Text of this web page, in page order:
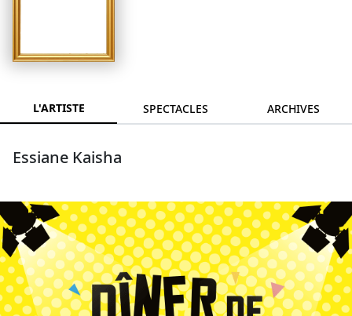
L'ARTISTE SPECTACLES ARCHIVES
Essiane Kaisha